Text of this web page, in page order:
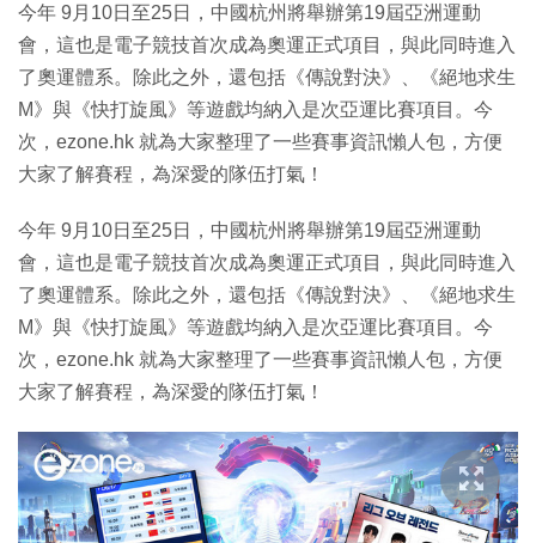
今年 9月10日至25日，中國杭州將舉辦第19屆亞洲運動
會，這也是電子競技首次成為奧運正式項目，與此同時進入
了奧運體系。除此之外，還包括《傳說對決》、《絕地求生
M》與《快打旋風》等遊戲均納入是次亞運比賽項目。今
次，ezone.hk 就為大家整理了一些賽事資訊懶人包，方便
大家了解賽程，為深愛的隊伍打氣！
今年 9月10日至25日，中國杭州將舉辦第19屆亞洲運動
會，這也是電子競技首次成為奧運正式項目，與此同時進入
了奧運體系。除此之外，還包括《傳說對決》、《絕地求生
M》與《快打旋風》等遊戲均納入是次亞運比賽項目。今
次，ezone.hk 就為大家整理了一些賽事資訊懶人包，方便
大家了解賽程，為深愛的隊伍打氣！